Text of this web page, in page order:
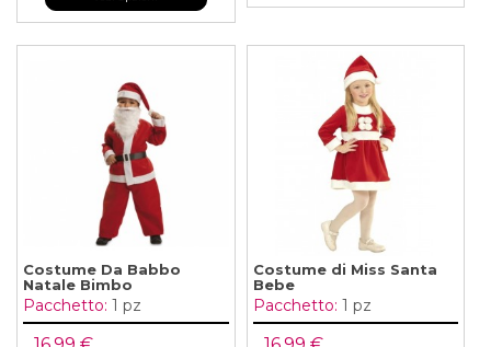
Costume Da Babbo
Natale Bimbo
Pacchetto: 1 pz
Costume di Miss Santa
Bebe
Pacchetto: 1 pz